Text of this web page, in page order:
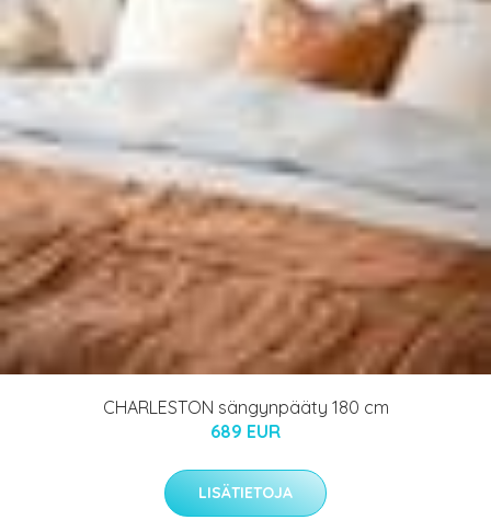
CHARLESTON sängynpääty 180 cm
689 EUR
LISÄTIETOJA